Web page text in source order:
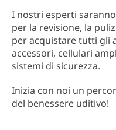
I nostri esperti
per la revisione, la
per acquistare tutti gli
accessori, cellulari
sistemi di sicurezza.
Inizia con noi un
del benessere uditivo!